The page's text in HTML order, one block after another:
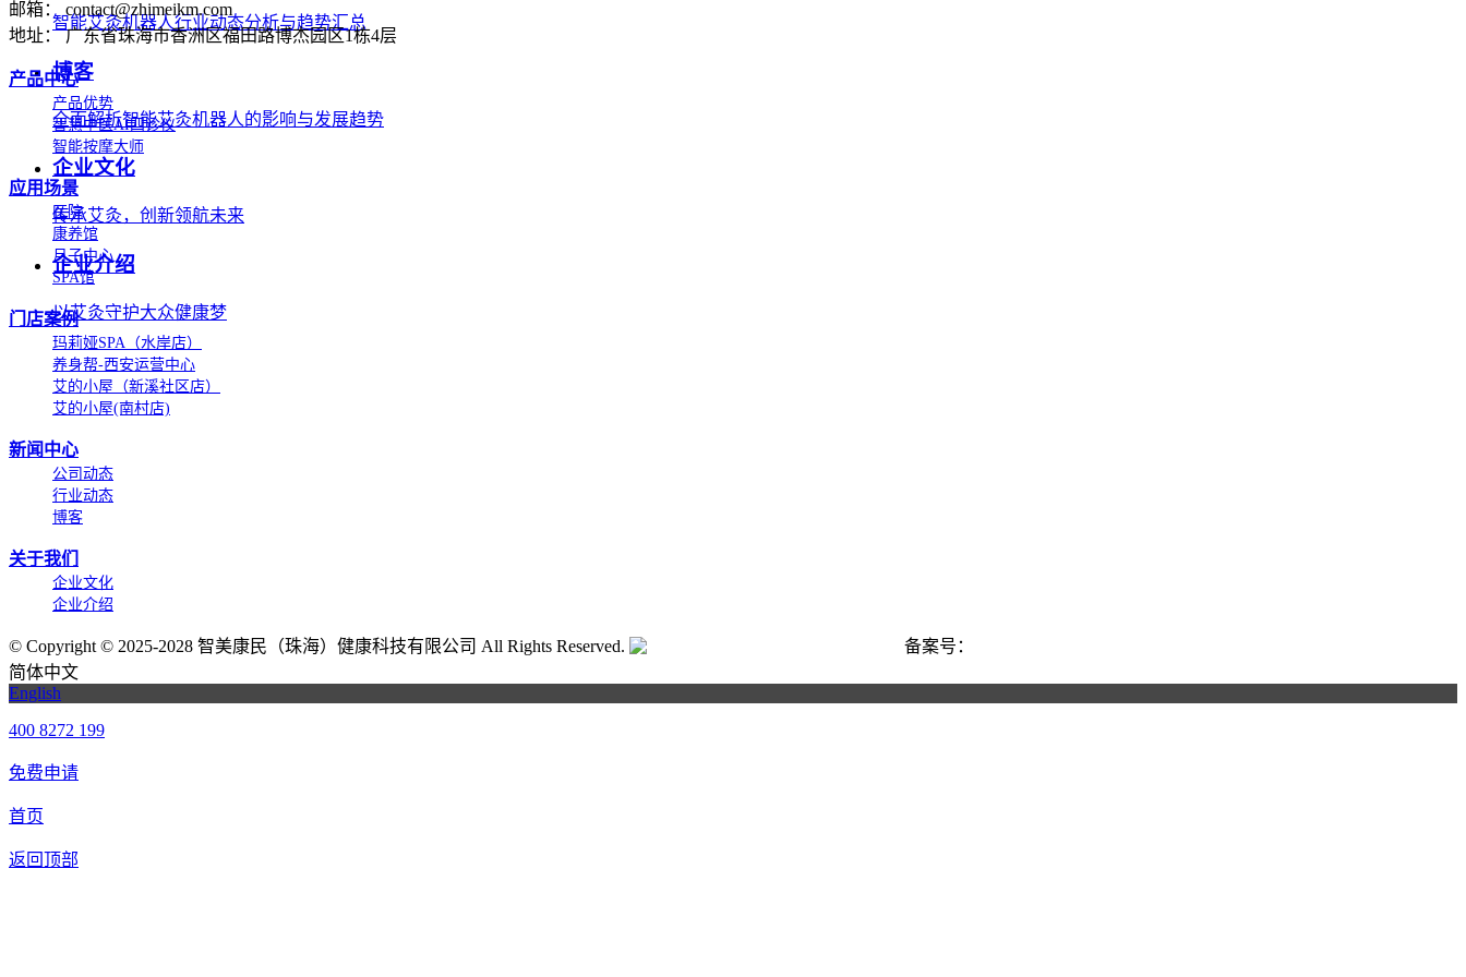
智能艾灸机器人行业动态分析与趋势汇总
博客
全面解析智能艾灸机器人的影响与发展趋势
企业文化
传承艾灸，创新领航未来
企业介绍
以艾灸守护大众健康梦
邮箱： contact@zhimeikm.com
地址： 广东省珠海市香洲区福田路博杰园区1栋4层
产品中心
产品优势
智慧中医AI四诊仪
智能按摩大师
应用场景
医院
康养馆
月子中心
SPA馆
门店案例
玛莉娅SPA（水岸店）
养身帮-西安运营中心
艾的小屋（新溪社区店）
艾的小屋(南村店)
新闻中心
公司动态
行业动态
博客
关于我们
企业文化
企业介绍
© Copyright © 2025-2028 智美康民（珠海）健康科技有限公司 All Rights Reserved. 备案号：
简体中文
English
400 8272 199
免费申请
首页
返回顶部